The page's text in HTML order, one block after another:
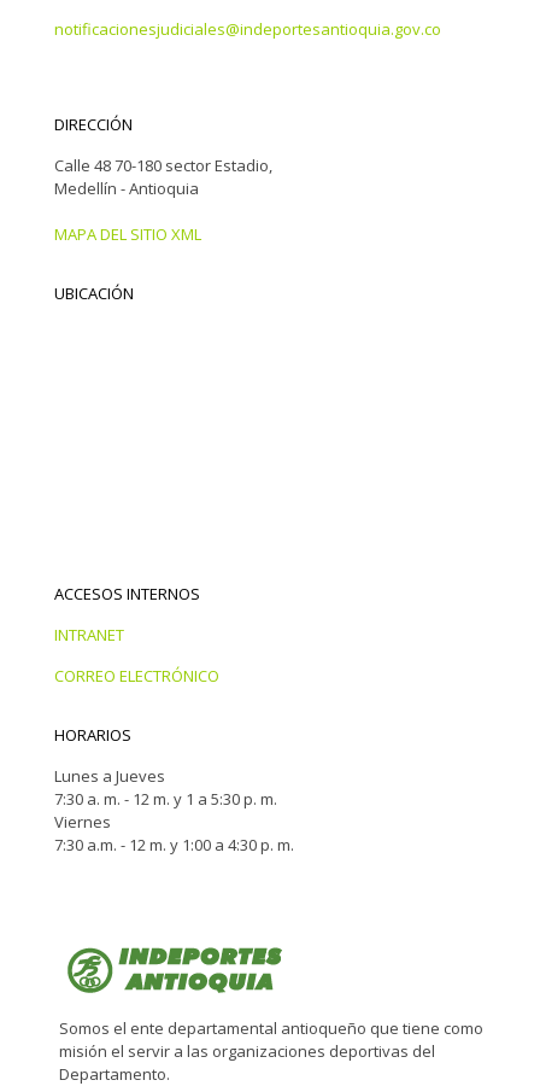
notificacionesjudiciales@indeportesantioquia.gov.co
DIRECCIÓN
Calle 48 70-180 sector Estadio,
Medellín - Antioquia
MAPA DEL SITIO XML
UBICACIÓN
ACCESOS INTERNOS
INTRANET
CORREO ELECTRÓNICO
HORARIOS
Lunes a Jueves
7:30 a. m. - 12 m. y 1 a 5:30 p. m.
Viernes
7:30 a.m. - 12 m. y 1:00 a 4:30 p. m.
Somos el ente departamental antioqueño que tiene como
misión el servir a las organizaciones deportivas del
Departamento.